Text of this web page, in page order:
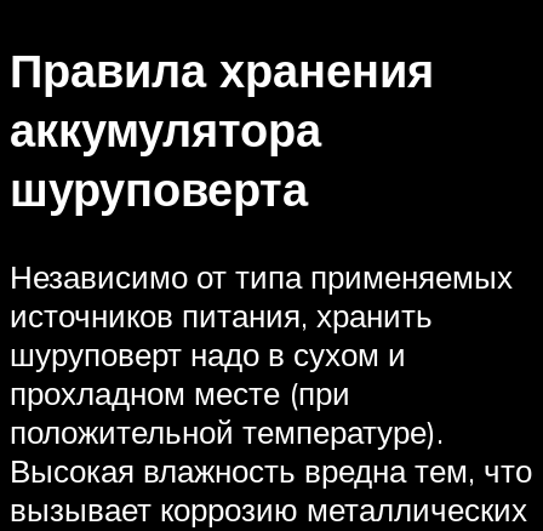
Правила хранения
аккумулятора
шуруповерта
Независимо от типа применяемых
источников питания, хранить
шуруповерт надо в сухом и
прохладном месте (при
положительной температуре).
Высокая влажность вредна тем, что
вызывает коррозию металлических